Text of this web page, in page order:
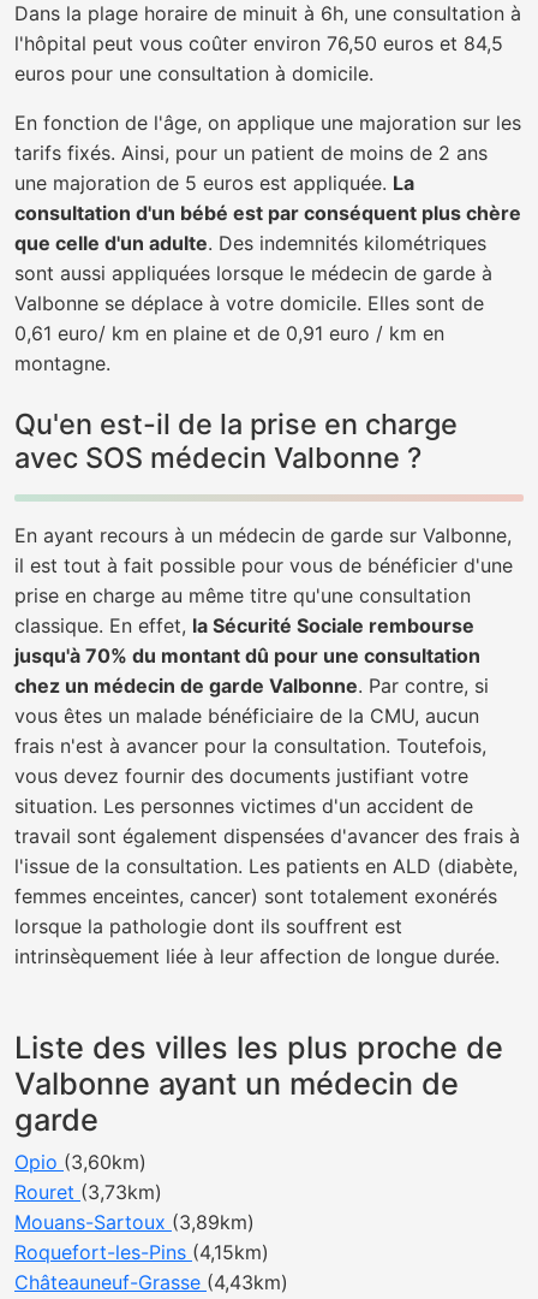
Dans la plage horaire de minuit à 6h, une consultation à
l'hôpital peut vous coûter environ 76,50 euros et 84,5
euros pour une consultation à domicile.
En fonction de l'âge, on applique une majoration sur les
tarifs fixés. Ainsi, pour un patient de moins de 2 ans
une majoration de 5 euros est appliquée. La
consultation d'un bébé est par conséquent plus chère
que celle d'un adulte. Des indemnités kilométriques
sont aussi appliquées lorsque le médecin de garde à
Valbonne se déplace à votre domicile. Elles sont de
0,61 euro/ km en plaine et de 0,91 euro / km en
montagne.
Qu'en est-il de la prise en charge
avec SOS médecin Valbonne ?
En ayant recours à un médecin de garde sur Valbonne,
il est tout à fait possible pour vous de bénéficier d'une
prise en charge au même titre qu'une consultation
classique. En effet, la Sécurité Sociale rembourse
jusqu'à 70% du montant dû pour une consultation
chez un médecin de garde Valbonne. Par contre, si
vous êtes un malade bénéficiaire de la CMU, aucun
frais n'est à avancer pour la consultation. Toutefois,
vous devez fournir des documents justifiant votre
situation. Les personnes victimes d'un accident de
travail sont également dispensées d'avancer des frais à
l'issue de la consultation. Les patients en ALD (diabète,
femmes enceintes, cancer) sont totalement exonérés
lorsque la pathologie dont ils souffrent est
intrinsèquement liée à leur affection de longue durée.
Liste des villes les plus proche de
Valbonne ayant un médecin de
garde
Opio (3,60km)
Rouret (3,73km)
Mouans-Sartoux (3,89km)
Roquefort-les-Pins (4,15km)
Châteauneuf-Grasse (4,43km)